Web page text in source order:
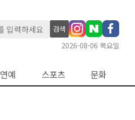
검색
2026-08-06 목요일
연예 스포츠 문화